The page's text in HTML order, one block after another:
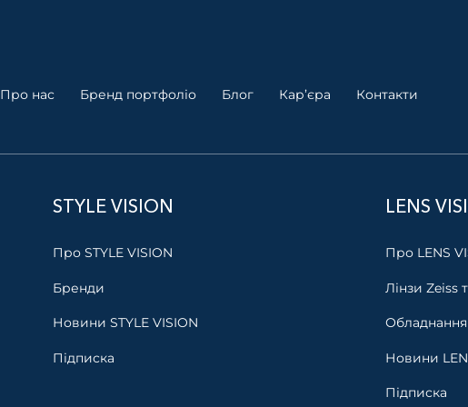
Про нас Бренд портфоліо Блог Кар’єра Контакти
STYLE VISION
Про STYLE VISION
Бренди
Новини STYLE VISION
Підписка
LENS
Про LENS
Лінзи Zeiss
Обладнання
Новини
Підписка